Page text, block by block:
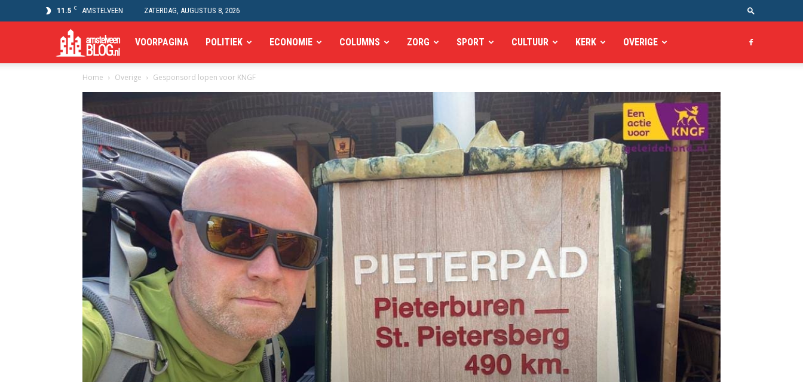
11.5 C AMSTELVEEN ZATERDAG, AUGUSTUS 8, 2026
Amstelveen
Blog
VOORPAGINA POLITIEK ECONOMIE COLUMNS ZORG SPORT CULTUUR KERK OVERIGE
Home Overige Gesponsord lopen voor KNGF